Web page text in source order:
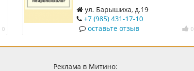
изучении школьной программы.
Репетиторы с 1 по 11.
Индивидуальные и групповые
новости: t.me/r2_ege
0
ул. Барышиха, д.19
+7 (985) 431-17-10
0
оставьте отзыв
Реклама в Митино: